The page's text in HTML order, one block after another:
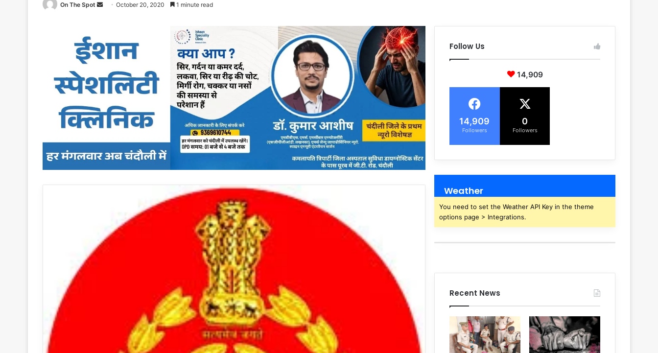
On The Spot
SendOctober 20, 2020 1 minute read
Follow Us
14,909
14,909
Followers
0
Followers
Weather
You need to set the Weather API Key in the theme
options page > Integrations.
Recent News